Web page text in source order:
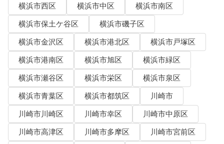
横浜市西区
横浜市中区
横浜市南区
横浜市保土ケ谷区
横浜市磯子区
横浜市金沢区
横浜市港北区
横浜市戸塚区
横浜市港南区
横浜市旭区
横浜市緑区
横浜市瀬谷区
横浜市栄区
横浜市泉区
横浜市青葉区
横浜市都筑区
川崎市
川崎市川崎区
川崎市幸区
川崎市中原区
川崎市高津区
川崎市多摩区
川崎市宮前区